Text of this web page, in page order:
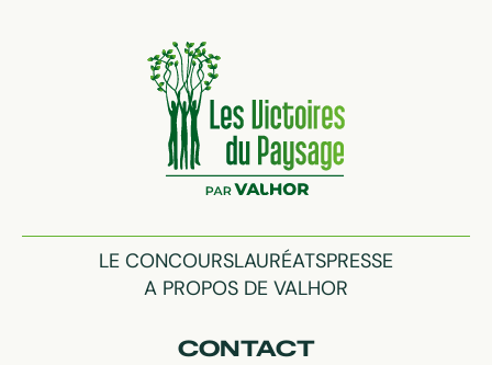
LE CONCOURSLAURÉATSPRESSE
A PROPOS DE VALHOR
CONTACT